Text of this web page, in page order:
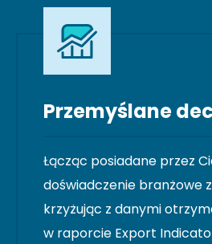
Przemyślane
Łącząc posiadane przez
doświadczenie branżowe
krzyżując z danymi
w raporcie Export